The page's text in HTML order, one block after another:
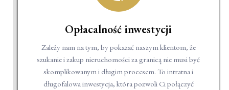
Opłacalność inwestycji
Zależy nam na tym, by pokazać naszym klientom, że
szukanie i zakup nieruchomości za granicą nie musi być
skomplikowanym i długim procesem. To intratna i
długofalowa inwestycja, która pozwoli Ci połączyć